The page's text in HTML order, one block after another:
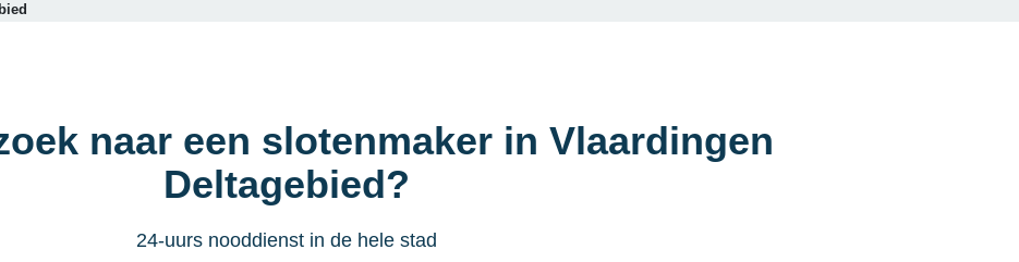
naar een slotenmaker in Vlaardingen
Deltagebied?
24-uurs nooddienst in de hele stad